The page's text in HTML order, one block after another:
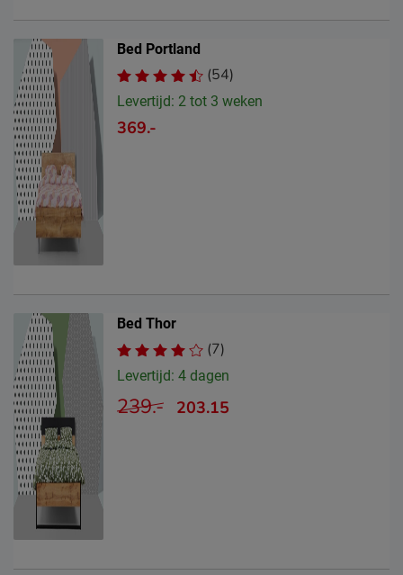
Bed Portland
(54)
Levertijd: 2 tot 3 weken
369.-
Bed Thor
(7)
Levertijd: 4 dagen
239.- 203.15